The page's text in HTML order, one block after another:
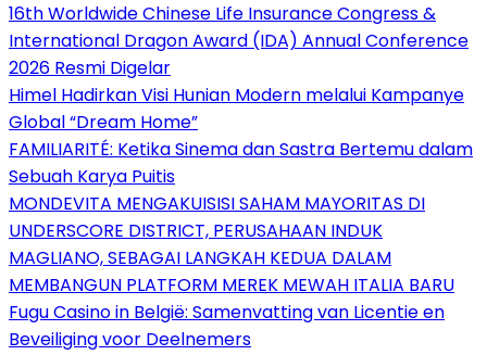
16th Worldwide Chinese Life Insurance Congress &
International Dragon Award (IDA) Annual Conference
2026 Resmi Digelar
Himel Hadirkan Visi Hunian Modern melalui Kampanye
Global “Dream Home”
FAMILIARITÉ: Ketika Sinema dan Sastra Bertemu dalam
Sebuah Karya Puitis
MONDEVITA MENGAKUISISI SAHAM MAYORITAS DI
UNDERSCORE DISTRICT, PERUSAHAAN INDUK
MAGLIANO, SEBAGAI LANGKAH KEDUA DALAM
MEMBANGUN PLATFORM MEREK MEWAH ITALIA BARU
Fugu Casino in België: Samenvatting van Licentie en
Beveiliging voor Deelnemers